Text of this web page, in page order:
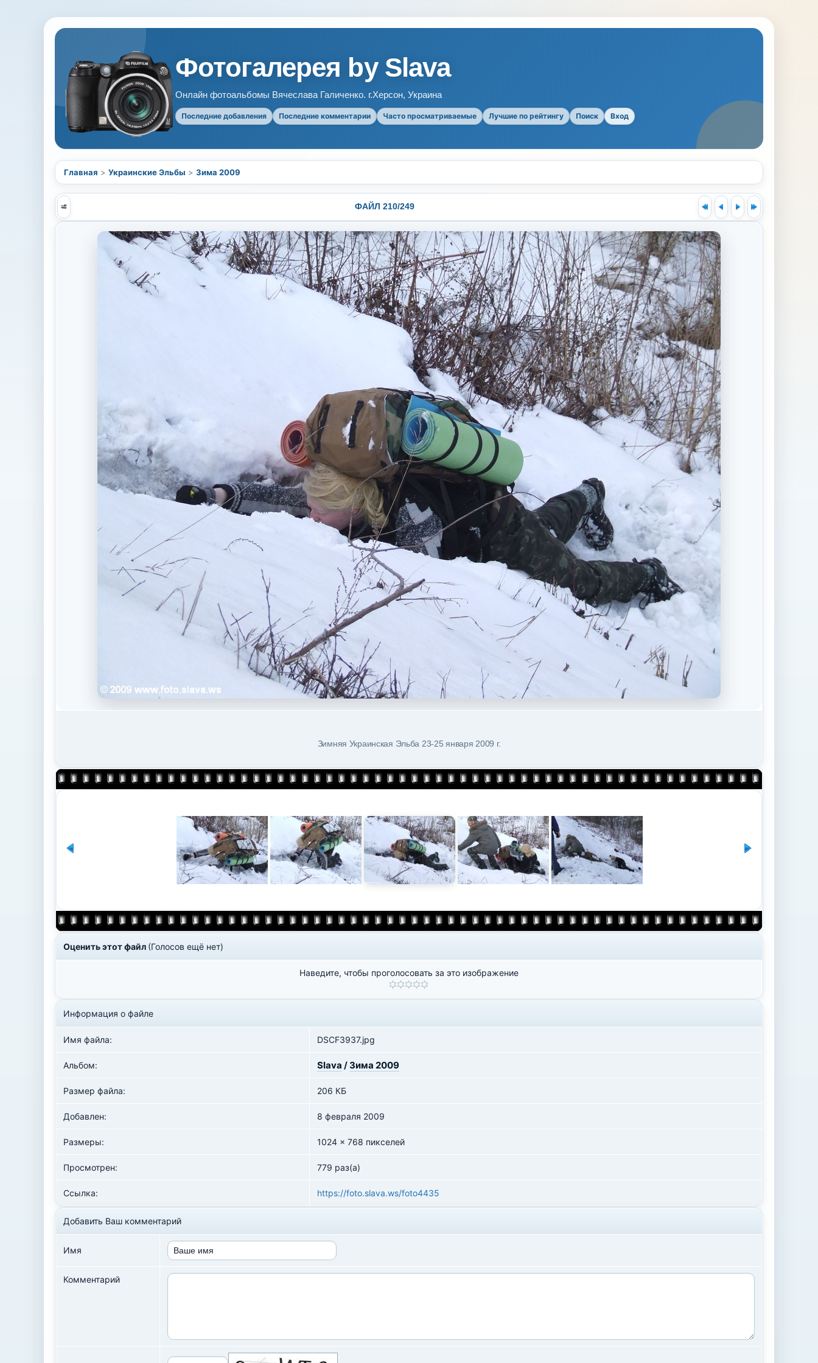
Фотогалерея by Slava
Онлайн фотоальбомы Вячеслава Галиченко. г.Херсон, Украина
Последние добавления Последние комментарии Часто просматриваемые Лучшие по рейтингу Поиск Вход
Главная > Украинские Эльбы > Зима 2009
ФАЙЛ 210/249
Зимняя Украинская Эльба 23-25 января 2009 г.
Оценить этот файл (Голосов ещё нет)
Наведите, чтобы проголосовать за это изображение
Информация о файле
Имя файла: DSCF3937.jpg
Альбом: Slava / Зима 2009
Размер файла: 206 КБ
Добавлен: 8 февраля 2009
Размеры: 1024 x 768 пикселей
Просмотрен: 779 раз(а)
Ссылка: https://foto.slava.ws/foto4435
Добавить Ваш комментарий
Имя
Комментарий